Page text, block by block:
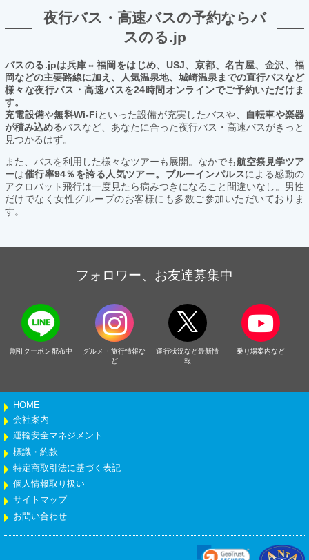
夜行バス・高速バスの予約ならバ
スのる.jp
バスのる.jpは兵庫⇔福岡をはじめ、USJ、京都、名古屋、金沢、福
岡などの主要路線に加え、人気温泉地、城崎温泉までの直行バスなど
様々な夜行バス・高速バスを24時間オンラインでご予約いただけま
す。
充電設備や無料Wi-Fiといった設備が充実したバスや、
自転車や楽器
が積み込めるバスなど、あなたに合った夜行バス・高速バスがきっと
見つかるはず。
また、バスを利用した様々なツアーも展開。なかでも航空祭見学ツア
ーは催行率94％を誇る人気ツアー。ブルーインパルスによる感動の
アクロバット飛行は一度見たら病みつきになること間違いなし。男性
だけでなく女性グループのお客様にも多数ご参加いただいておりま
す。
フォロワー、お友達募集中
割引クーポン配布中
グルメ・旅行情報な
ど
運行状況など最新情
報
乗り場案内など
HOME
会社案内
運輸安全マネジメント
標識・約款
特定商取引法に基づく表記
個人情報取り扱い
サイトマップ
お問い合わせ